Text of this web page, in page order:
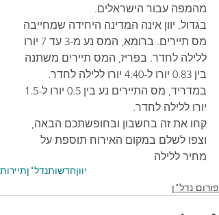
מהמפה עבור הישראלים.
בגדול, יוון אינה המדינה היחידה שמחייבה
מס תיירים. ברומא, המס נע מ-3 עד 7 יורו
ללילה לחדר. בפריז, המס תיירים משתנה
בין 0.83 יורו ל-4.40 יורו ללילה לחדר.
יורו ללילה לחדר.
קחו את זה בחשבון ובחופשתכם הבאה,
וצפו לשלם במקום האירוח תוספת על
מחיר ללילה
יווןחדשותנדל"ןתיירות
פורום נדל"ן